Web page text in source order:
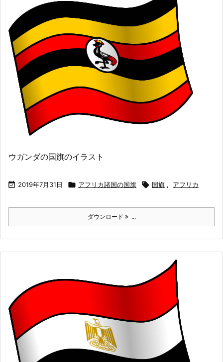
ウガンダの国旗のイラスト
 2019年7月31日  アフリカ諸国の国旗  国旗 , アフリカ
ダウンロード ...